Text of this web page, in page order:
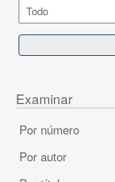
Examinar
Por número
Por autor